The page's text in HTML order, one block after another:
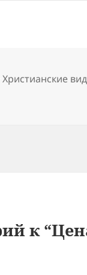
Рубрики
Христианские
к